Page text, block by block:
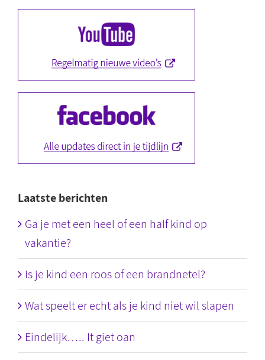
Laatste berichten
Ga je met een heel of een half kind op
vakantie?
Is je kind een roos of een brandnetel?
Wat speelt er echt als je kind niet wil slapen
Eindelijk….. It giet oan